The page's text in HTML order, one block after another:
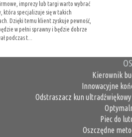
imprezy lub targi warto wybrać
która specjalizuje się w takich
Dzięki temu klient zyskuje pewność,
w pełni sprawny i będzie dobrze
podczas t...
Kierownik
Innowacyjne
Odstraszacz kun
Piec do
Oszczędne